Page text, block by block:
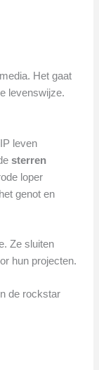
Het gaat
levenswijze.
leven
sterren
loper
genot en
Ze sluiten
hun projecten.
de rockstar